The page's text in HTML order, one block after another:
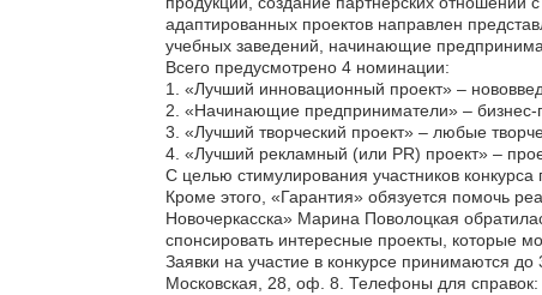
адаптированных проектов направлен
учебных заведений, начинающие
Всего предусмотрено 4 номинации:
1. «Лучший инновационный проект» –
2. «Начинающие предприниматели» –
3. «Лучший творческий проект» – любые
4. «Лучший рекламный (или PR) проект» –
С целью стимулирования участников
Кроме этого, «Гарантия» обязуется помочь
Новочеркасска» Марина Поволоцкая
спонсировать интересные проекты, которые
Заявки на участие в конкурсе принимаются
Московская, 28, оф. 8. Телефоны для